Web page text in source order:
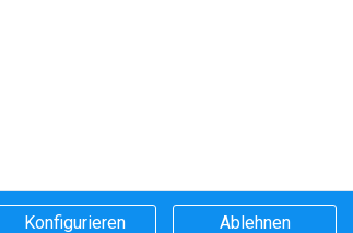
Konfigurieren Ablehnen